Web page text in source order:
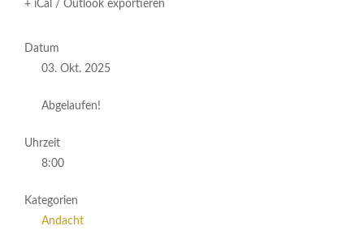
+ iCal / Outlook exportieren
Datum
03. Okt. 2025
Abgelaufen!
Uhrzeit
8:00
Kategorien
Andacht